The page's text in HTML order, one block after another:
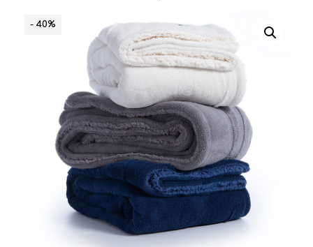
προϊόν
έχει
πολλαπλές
παραλλαγές.
επιλογές
μπορούν
να
επιλεγούν
στη
σελίδα
του
προϊόντος
- 40%